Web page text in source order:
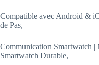
Compatible avec Android &
de Pas,
Communication Smartwatch |
Smartwatch Durable,